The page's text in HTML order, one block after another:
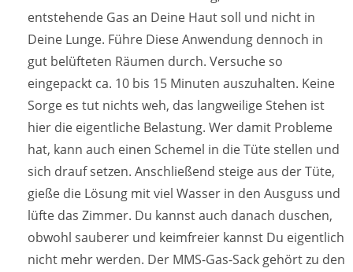
entstehende Gas an Deine Haut soll und nicht in
Deine Lunge. Führe Diese Anwendung dennoch in
gut belüfteten Räumen durch. Versuche so
eingepackt ca. 10 bis 15 Minuten auszuhalten. Keine
Sorge es tut nichts weh, das langweilige Stehen ist
hier die eigentliche Belastung. Wer damit Probleme
hat, kann auch einen Schemel in die Tüte stellen und
sich drauf setzen. Anschließend steige aus der Tüte,
gieße die Lösung mit viel Wasser in den Ausguss und
lüfte das Zimmer. Du kannst auch danach duschen,
obwohl sauberer und keimfreier kannst Du eigentlich
nicht mehr werden. Der MMS-Gas-Sack gehört zu den